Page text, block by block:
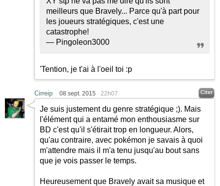
meilleurs que Bravely... Parce qu'à part pour
les joueurs stratégiques, c'est une
catastrophe!
— Pingoleon3000
'Tention, je t'ai à l'oeil toi :p
Cirreip 08 sept. 2015 22h07 Citer
Je suis justement du genre stratégique ;). Mais
l'élément qui a entamé mon enthousiasme sur
BD c'est qu'il s'étirait trop en longueur. Alors,
qu'au contraire, avec pokémon je savais à quoi
m'attendre mais il m'a tenu jusqu'au bout sans
que je vois passer le temps.
Heureusement que Bravely avait sa musique et